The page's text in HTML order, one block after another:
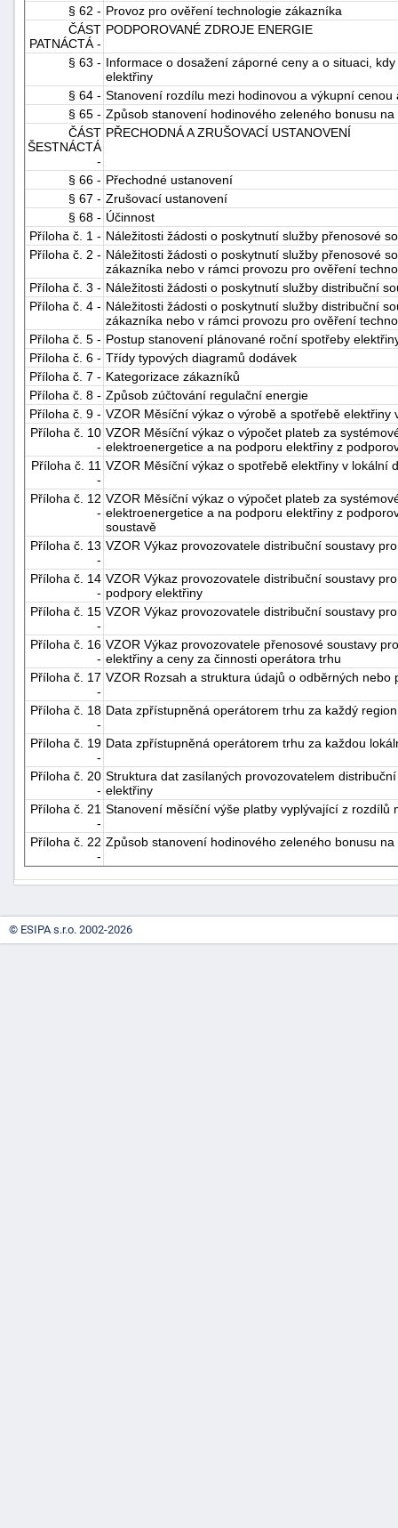
§ 62 - Provoz pro ověření technologie zákazníka
ČÁST
PATNÁCTÁ -
PODPOROVANÉ ZDROJE ENERGIE
§ 63 - Informace o dosažení záporné ceny a o situaci,
elektřiny
§ 64 - Stanovení rozdílu mezi hodinovou a výkupní cenou
§ 65 - Způsob stanovení hodinového zeleného bonusu na
ČÁST
ŠESTNÁCTÁ
-
PŘECHODNÁ A ZRUŠOVACÍ USTANOVENÍ
§ 66 - Přechodné ustanovení
§ 67 - Zrušovací ustanovení
§ 68 - Účinnost
Příloha č. 1 - Náležitosti žádosti o poskytnutí služby přenosové
Příloha č. 2 - Náležitosti žádosti o poskytnutí služby přenosové
zákazníka nebo v rámci provozu pro ověření
Příloha č. 3 - Náležitosti žádosti o poskytnutí služby distribuční
Příloha č. 4 - Náležitosti žádosti o poskytnutí služby distribuční
zákazníka nebo v rámci provozu pro ověření
Příloha č. 5 - Postup stanovení plánované roční spotřeby
Příloha č. 6 - Třídy typových diagramů dodávek
Příloha č. 7 - Kategorizace zákazníků
Příloha č. 8 - Způsob zúčtování regulační energie
Příloha č. 9 - VZOR Měsíční výkaz o výrobě a spotřebě elektřiny
Příloha č. 10
-
VZOR Měsíční výkaz o výpočet plateb za
elektroenergetice a na podporu elektřiny z
Příloha č. 11
-
VZOR Měsíční výkaz o spotřebě elektřiny v lokální
Příloha č. 12
-
VZOR Měsíční výkaz o výpočet plateb za
elektroenergetice a na podporu elektřiny z
soustavě
Příloha č. 13
-
VZOR Výkaz provozovatele distribuční soustavy
Příloha č. 14
-
VZOR Výkaz provozovatele distribuční soustavy
podpory elektřiny
Příloha č. 15
-
VZOR Výkaz provozovatele distribuční soustavy
Příloha č. 16
-
VZOR Výkaz provozovatele přenosové soustavy
elektřiny a ceny za činnosti operátora trhu
Příloha č. 17
-
VZOR Rozsah a struktura údajů o odběrných nebo
Příloha č. 18
-
Data zpřístupněná operátorem trhu za každý
Příloha č. 19
-
Data zpřístupněná operátorem trhu za každou
Příloha č. 20
-
Struktura dat zasílaných provozovatelem
elektřiny
Příloha č. 21
-
Stanovení měsíční výše platby vyplývající z rozdílů
Příloha č. 22
-
Způsob stanovení hodinového zeleného bonusu
© ESIPA s.r.o. 2002-2026